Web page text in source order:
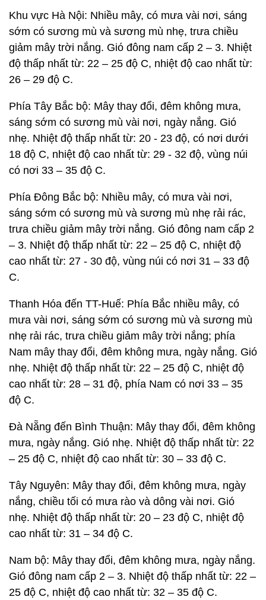
Khu vực Hà Nội: Nhiều mây, có mưa vài nơi, sáng
sớm có sương mù và sương mù nhẹ, trưa chiều
giảm mây trời nắng. Gió đông nam cấp 2 – 3. Nhiệt
độ thấp nhất từ: 22 – 25 độ C, nhiệt độ cao nhất từ:
26 – 29 độ C.
Phía Tây Bắc bộ: Mây thay đổi, đêm không mưa,
sáng sớm có sương mù vài nơi, ngày nắng. Gió
nhẹ. Nhiệt độ thấp nhất từ: 20 - 23 độ, có nơi dưới
18 độ C, nhiệt độ cao nhất từ: 29 - 32 độ, vùng núi
có nơi 33 – 35 độ C.
Phía Đông Bắc bộ: Nhiều mây, có mưa vài nơi,
sáng sớm có sương mù và sương mù nhẹ rải rác,
trưa chiều giảm mây trời nắng. Gió đông nam cấp 2
– 3. Nhiệt độ thấp nhất từ: 22 – 25 độ C, nhiệt độ
cao nhất từ: 27 - 30 độ, vùng núi có nơi 31 – 33 độ
C.
Thanh Hóa đến TT-Huế: Phía Bắc nhiều mây, có
mưa vài nơi, sáng sớm có sương mù và sương mù
nhẹ rải rác, trưa chiều giảm mây trời nắng; phía
Nam mây thay đổi, đêm không mưa, ngày nắng. Gió
nhẹ. Nhiệt độ thấp nhất từ: 22 – 25 độ C, nhiệt độ
cao nhất từ: 28 – 31 độ, phía Nam có nơi 33 – 35
độ C.
Đà Nẵng đến Bình Thuận: Mây thay đổi, đêm không
mưa, ngày nắng. Gió nhẹ. Nhiệt độ thấp nhất từ: 22
– 25 độ C, nhiệt độ cao nhất từ: 30 – 33 độ C.
Tây Nguyên: Mây thay đổi, đêm không mưa, ngày
nắng, chiều tối có mưa rào và dông vài nơi. Gió
nhẹ. Nhiệt độ thấp nhất từ: 20 – 23 độ C, nhiệt độ
cao nhất từ: 31 – 34 độ C.
Nam bộ: Mây thay đổi, đêm không mưa, ngày nắng.
Gió đông nam cấp 2 – 3. Nhiệt độ thấp nhất từ: 22 –
25 độ C, nhiệt độ cao nhất từ: 32 – 35 độ C.